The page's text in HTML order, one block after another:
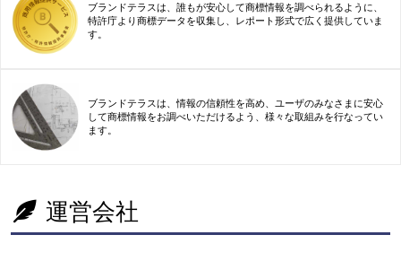
ブランドテラスは、誰もが安心して商標情報を調べられるように、
特許庁より商標データを収集し、レポート形式で広く提供していま
す。
ブランドテラスは、情報の信頼性を高め、ユーザのみなさまに安心
して商標情報をお調べいただけるよう、様々な取組みを行なってい
ます。
運営会社